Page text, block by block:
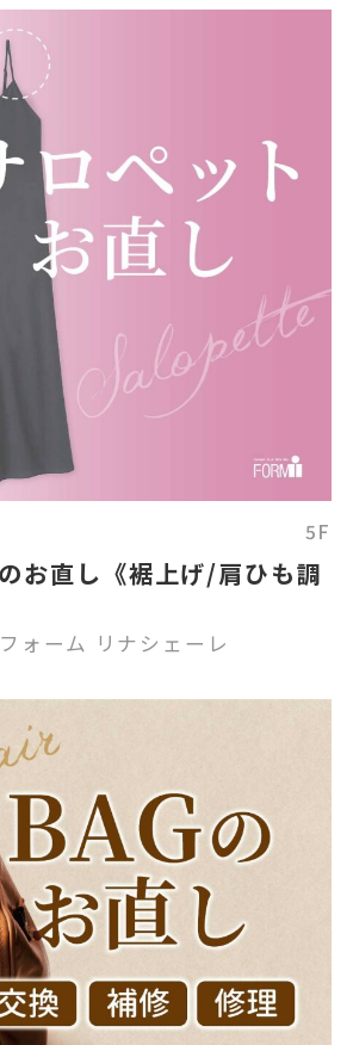
5F
お直し《裾上げ/肩ひも調
ォーム リナシェーレ